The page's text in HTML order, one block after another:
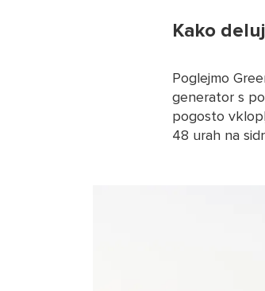
Kako
Poglejmo
generator s
pogosto
48 urah na